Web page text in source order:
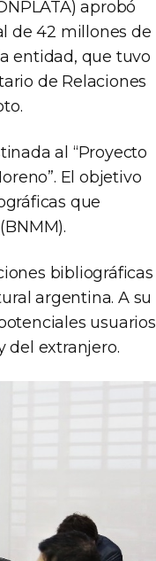
aprobó
de 42 millones de
entidad, que tuvo
de Relaciones
al “Proyecto
El objetivo
que
bibliográficas
argentina. A su
usuarios
del extranjero.